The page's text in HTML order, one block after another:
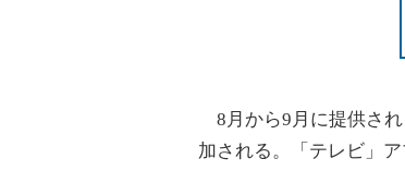
8月から9月に提供され
加される。「テレビ」